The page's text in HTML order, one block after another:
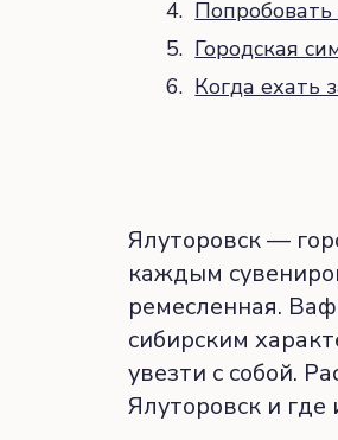
Попробовать
Городская
Когда ехать
Ялуторовск —
каждым
ремесленная.
сибирским
увезти с собой.
Ялуторовск и где